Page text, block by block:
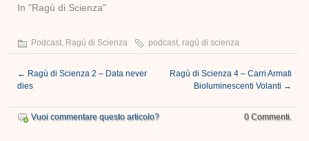
In "Ragù di Scienza"
Podcast Ragù di Scienza podcast ragù di scienza
← Ragù di Scienza 2 – Data never
dies
Ragù di Scienza 4 – Carri Armati
Bioluminescenti Volanti →
Vuoi commentare questo articolo? 0 Commenti.